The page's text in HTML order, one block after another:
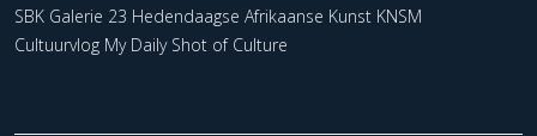
SBK Galerie 23 Hedendaagse Afrikaanse Kunst KNSM
Cultuurvlog My Daily Shot of Culture